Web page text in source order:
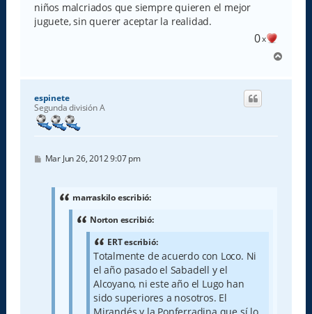
niños malcriados que siempre quieren el mejor
juguete, sin querer aceptar la realidad.
0x
r
espinete
Segunda división A
M
Mar Jun 26, 2012 9:07 pm
marraskilo escribió:
Norton escribió:
ERT escribió:
Totalmente de acuerdo con Loco. Ni
el año pasado el Sabadell y el
Alcoyano, ni este año el Lugo han
sido superiores a nosotros. El